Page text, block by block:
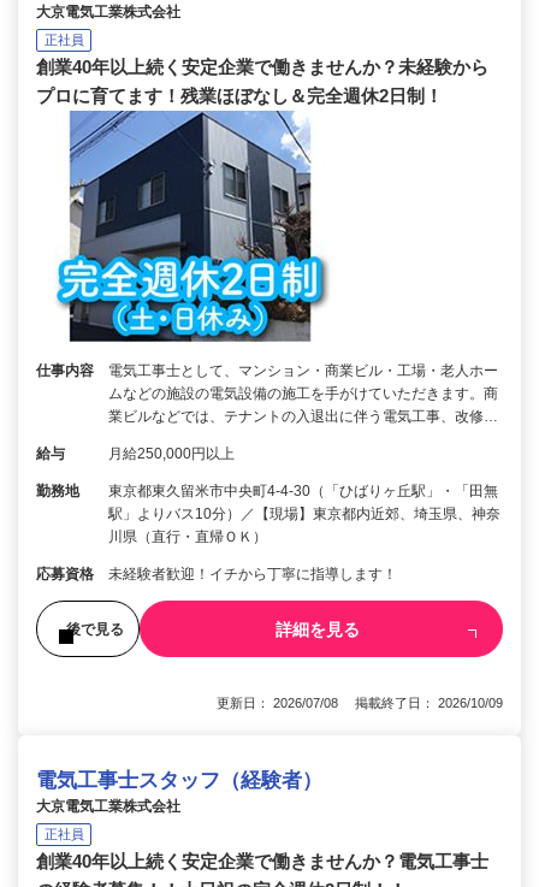
大京電気工業株式会社
正社員
創業40年以上続く安定企業で働きませんか？未経験から
プロに育てます！残業ほぼなし＆完全週休2日制！
仕事内容
電気工事士として、マンション・商業ビル・工場・老人ホー
ムなどの施設の電気設備の施工を手がけていただきます。商
業ビルなどでは、テナントの入退出に伴う電気工事、改修…
給与 月給250,000円以上
勤務地
東京都東久留米市中央町4-4-30（「ひばりヶ丘駅」・「田無
駅」よりバス10分）／【現場】東京都内近郊、埼玉県、神奈
川県（直行・直帰ＯＫ）
応募資格 未経験者歓迎！イチから丁寧に指導します！
後で見る 詳細を見る
更新日： 2026/07/08 掲載終了日： 2026/10/09
電気工事士スタッフ（経験者）
大京電気工業株式会社
正社員
創業40年以上続く安定企業で働きませんか？電気工事士